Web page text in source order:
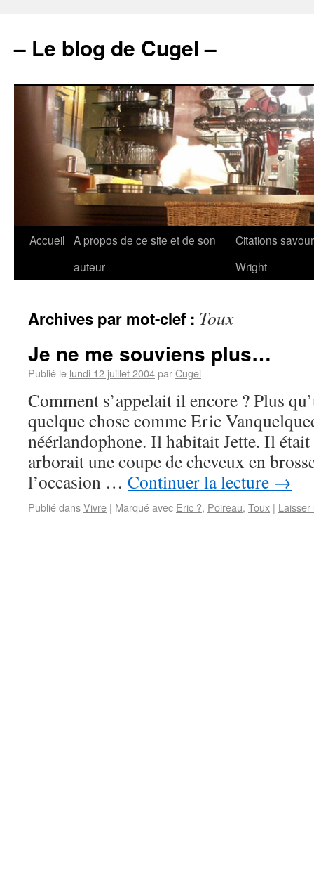
– Le blog de Cugel –
Accueil A propos de ce site et de son
auteur
Citations
Wright
Archives par mot-clef : Toux
Je ne me souviens plus…
Publié le lundi 12 juillet 2004parCugel
Comment s’appelait il encore ? Plus
quelque chose comme Eric
néérlandophone. Il habitait Jette. Il
arborait une coupe de cheveux en
l’occasion … Continuer la lecture →
Publié dansVivre | Marqué avec Eric ?, Poireau, Toux |